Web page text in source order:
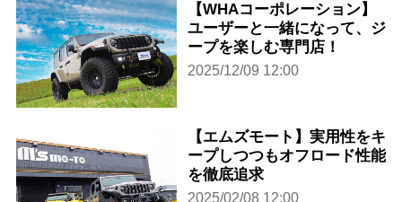
【WHAコーポレーション】
ユーザーと一緒になって、ジ
ープを楽しむ専門店！
2025/12/09 12:00
【エムズモート】実用性をキ
ープしつつもオフロード性能
を徹底追求
2025/02/08 12:00